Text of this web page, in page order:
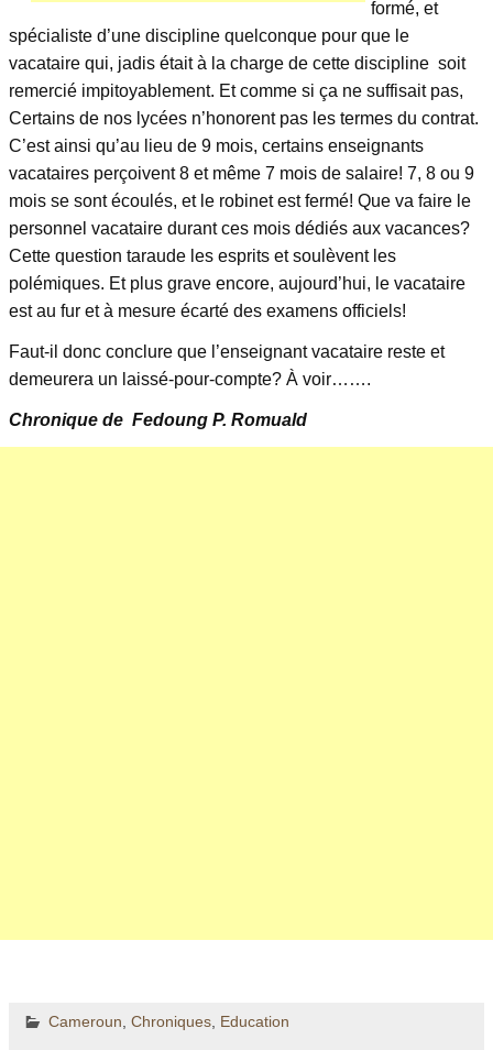
formé, et
spécialiste d’une discipline quelconque pour que le
vacataire qui, jadis était à la charge de cette discipline soit
remercié impitoyablement. Et comme si ça ne suffisait pas,
Certains de nos lycées n’honorent pas les termes du contrat.
C’est ainsi qu’au lieu de 9 mois, certains enseignants
vacataires perçoivent 8 et même 7 mois de salaire! 7, 8 ou 9
mois se sont écoulés, et le robinet est fermé! Que va faire le
personnel vacataire durant ces mois dédiés aux vacances?
Cette question taraude les esprits et soulèvent les
polémiques. Et plus grave encore, aujourd’hui, le vacataire
est au fur et à mesure écarté des examens officiels!
Faut-il donc conclure que l’enseignant vacataire reste et
demeurera un laissé-pour-compte? À voir…….
Chronique de Fedoung P. Romuald
Cameroun Chroniques, Education